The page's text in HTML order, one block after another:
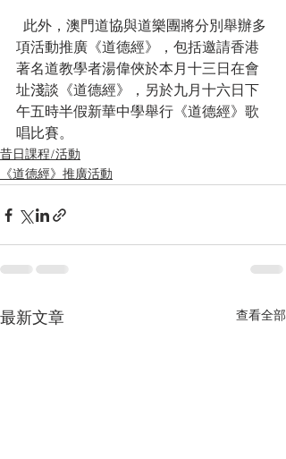
項活動推廣《道德經》，包括邀請香港
著名道教學者湯偉俠於本月十三日在會
址淺談《道德經》，另於九月十六日下
午五時半假新華中學舉行《道德經》歌
唱比賽。
昔日課程/活動
《道德經》推廣活動
最新文章 查看全部